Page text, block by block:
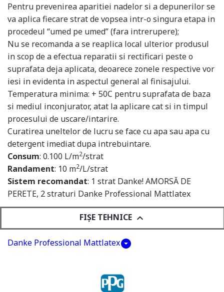
Pentru prevenirea aparitiei nadelor si a depunerilor se
va aplica fiecare strat de vopsea intr-o singura etapa in
procedeul “umed pe umed” (fara intrerupere);
Nu se recomanda a se reaplica local ulterior produsul
in scop de a efectua reparatii si rectificari peste o
suprafata deja aplicata, deoarece zonele respective vor
iesi in evidenta in aspectul general al finisajului.
Temperatura minima: + 50C pentru suprafata de baza
si mediul inconjurator, atat la aplicare cat si in timpul
procesului de uscare/intarire.
Curatirea uneltelor de lucru se face cu apa sau apa cu
detergent imediat dupa intrebuintare.
Consum: 0.100 L/m2/strat
Randament: 10 m2/L/strat
Sistem recomandat: 1 strat Danke! AMORSĂ DE
PERETE, 2 straturi Danke Professional Mattlatex
FIȘE TEHNICE keyboard_arrow_down
Danke Professional Mattlatexarrow_drop_down_circle